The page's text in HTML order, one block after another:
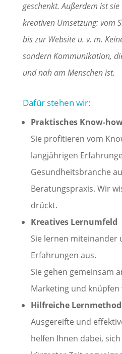
geschenkt. Außerdem ist
kreativen Umsetzung: vom
bis zur Website u. v. m.
sondern Kommunikation,
und nah am Menschen ist.
Dafür stehen wir:
Praktisches Know-
Sie profitieren vom
langjährigen
Gesundheitsbranche
Beratungspraxis. Wir
drückt.
Kreatives Lernumfeld
Sie lernen miteinander
Erfahrungen aus.
Sie gehen gemeinsam
Marketing und
Hilfreiche
Ausgereifte und
helfen Ihnen dabei,